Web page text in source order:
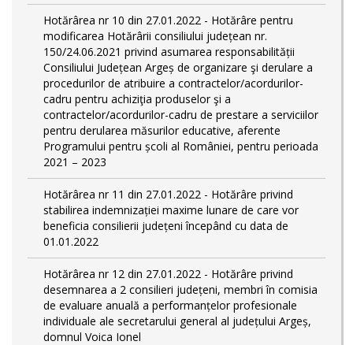
Hotărârea nr 10 din 27.01.2022 - Hotărâre pentru
modificarea Hotărârii consiliului județean nr.
150/24.06.2021 privind asumarea responsabilității
Consiliului Județean Argeș de organizare şi derulare a
procedurilor de atribuire a contractelor/acordurilor-
cadru pentru achiziţia produselor şi a
contractelor/acordurilor-cadru de prestare a serviciilor
pentru derularea măsurilor educative, aferente
Programului pentru școli al României, pentru perioada
2021 – 2023
Hotărârea nr 11 din 27.01.2022 - Hotărâre privind
stabilirea indemnizației maxime lunare de care vor
beneficia consilierii județeni începând cu data de
01.01.2022
Hotărârea nr 12 din 27.01.2022 - Hotărâre privind
desemnarea a 2 consilieri județeni, membri în comisia
de evaluare anuală a performanțelor profesionale
individuale ale secretarului general al județului Argeș,
domnul Voica Ionel